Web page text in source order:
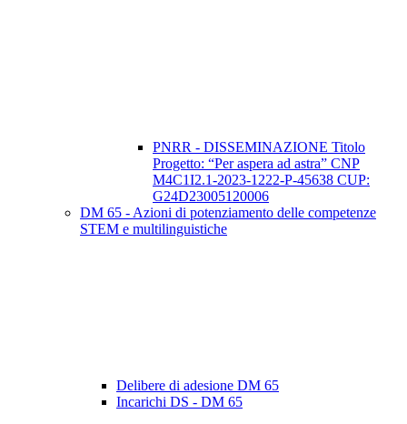
PNRR - DISSEMINAZIONE Titolo
Progetto: “Per aspera ad astra” CNP
M4C1I2.1-2023-1222-P-45638 CUP:
G24D23005120006
DM 65 - Azioni di potenziamento delle competenze
STEM e multilinguistiche
Delibere di adesione DM 65
Incarichi DS - DM 65